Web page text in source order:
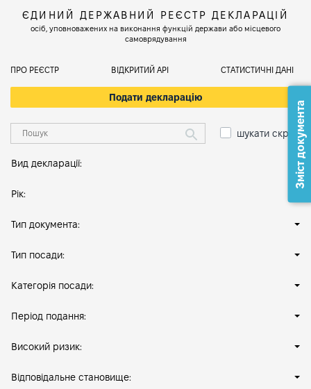
ЄДИНИЙ ДЕРЖАВНИЙ РЕЄСТР ДЕКЛАРАЦІЙ
осіб, уповноважених на виконання функцій держави або місцевого
самоврядування
ПРО РЕЄСТР ВІДКРИТИЙ АРІ СТАТИСТИЧНІ ДАНІ
Подати декларацію
шукати скрізь
Вид декларації:
Рік:
Тип документа:
Тип посади:
Категорія посади:
Період подання:
Високий ризик:
Відповідальне становище:
Зміст документа